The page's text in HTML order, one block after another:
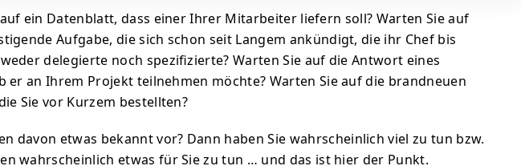
ein Datenblatt, dass einer Ihrer Mitarbeiter liefern soll? Warten Sie auf
Aufgabe, die sich schon seit Langem ankündigt, die ihr Chef bis
delegierte noch spezifizierte? Warten Sie auf die Antwort eines
er an Ihrem Projekt teilnehmen möchte? Warten Sie auf die brandneuen
Sie vor Kurzem bestellten?
davon etwas bekannt vor? Dann haben Sie wahrscheinlich viel zu tun bzw.
wahrscheinlich etwas für Sie zu tun … und das ist hier der Punkt.